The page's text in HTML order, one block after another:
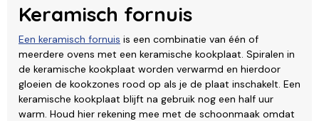
Keramisch fornuis
Een keramisch fornuis is een combinatie van één of
meerdere ovens met een keramische kookplaat. Spiralen in
de keramische kookplaat worden verwarmd en hierdoor
gloeien de kookzones rood op als je de plaat inschakelt. Een
keramische kookplaat blijft na gebruik nog een half uur
warm. Houd hier rekening mee met de schoonmaak omdat